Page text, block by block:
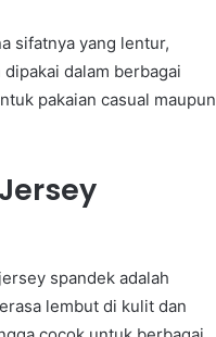
sifatnya yang lentur,
dalam berbagai
pakaian casual maupun
spandek adalah
lembut di kulit dan